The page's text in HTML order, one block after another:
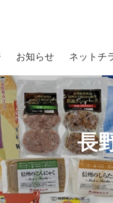
お知らせ ネットチ
産のお肉を使った商品
長